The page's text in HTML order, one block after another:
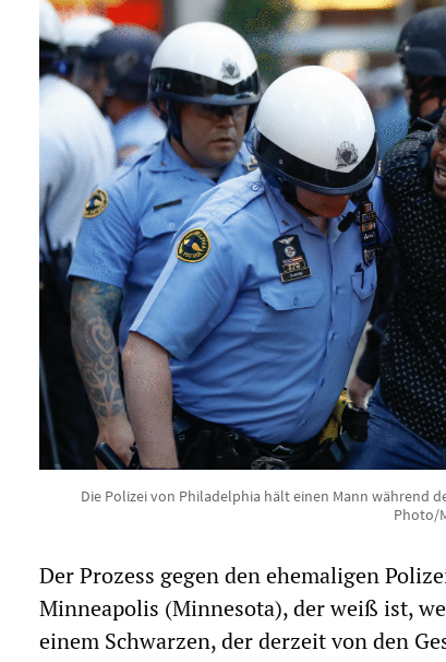
Die Polizei von Philadelphia hält einen Mann während
Photo/
Der Prozess gegen den ehemaligen
Minneapolis (Minnesota), der weiß ist,
einem Schwarzen, der derzeit von den